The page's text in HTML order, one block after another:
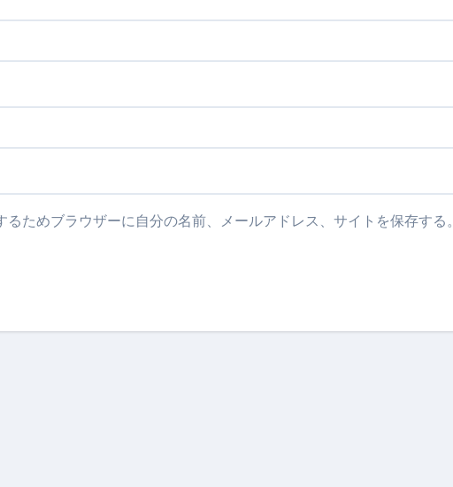
ためブラウザーに自分の名前、メールアドレス、サイトを保存する。